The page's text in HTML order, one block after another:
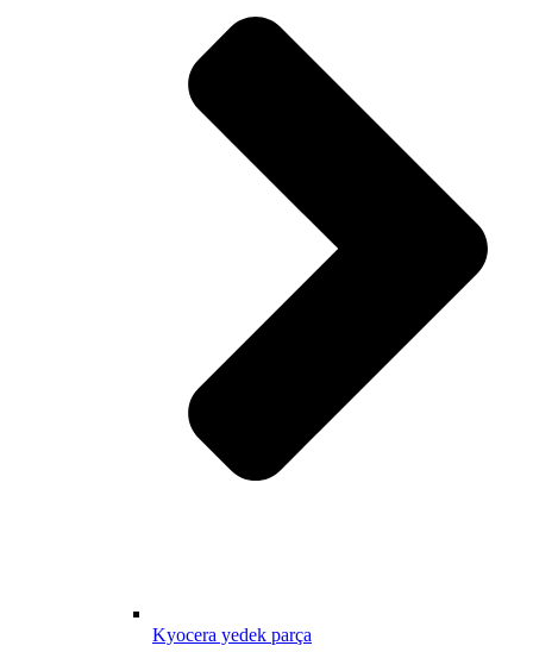
Kyocera yedek parça